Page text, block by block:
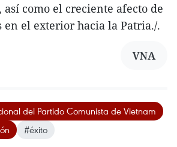
como el creciente afecto de
en el exterior hacia la Patria./.
VNA
del Partido Comunista de Vietnam
#éxito